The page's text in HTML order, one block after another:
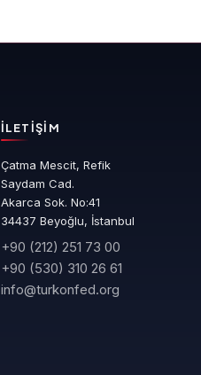
İLETIŞIM
Çatma Mescit, Refik
Saydam Cad.
Akarca Sok. No:41
34437 Beyoğlu, İstanbul
+90 (212) 251 73 00
+90 (530) 310 26 61
info@turkonfed.org